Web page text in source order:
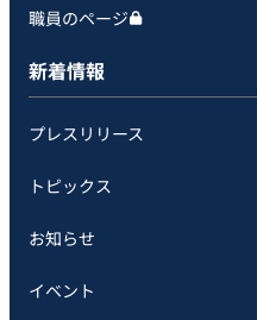
職員のページ
新着情報
プレスリリース
トピックス
お知らせ
イベント